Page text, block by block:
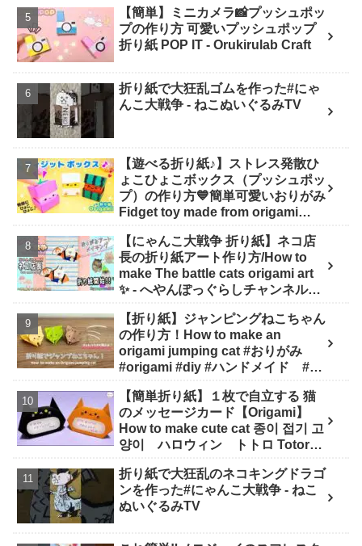
【簡単】ミニカメラ📸プッシュポッ
プの作り方 可愛いプッシュポップ
折り紙 POP IT - Orukirulab Craft
折り紙で大狂乱ゴムを作った#にゃ
んこ大戦争 - ねこぬいぐるみTV
【遊べる折り紙♪】ストレス発散ひ
ょこひょこボックス（プッシュポッ
プ）の作り方💙簡単可愛いおりがみ
Fidget toy made from origami
SodaCatOrigami 楽しい折り紙♪
【にゃんこ大戦争 折り紙】ネコ店
長の折り紙アート作り方/How to
make The battle cats origami art
✨️ - へやんぽっぐらしチャンネル
character origami)】
【折り紙】ジャンピングねこちゃん
の作り方！How to make an
origami jumping cat #おりがみ
#origami #diy #ハンドメイド #工
【簡単折り紙】１枚で自立する 猫
のメッセージカード【Origami】
How to make cute cat 종이 접기 고
양이 ハロウィン トトロ Totoro
channel
折り紙で大狂乱のネコキングドラゴ
ンを作った#にゃんこ大戦争 - ねこ
ぬいぐるみTV